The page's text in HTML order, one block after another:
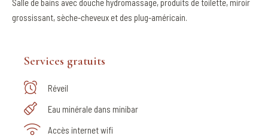
Salle de bains avec douche hydromassage, produits de toilette, miroir
grossissant, sèche-cheveux et des plug-américain.
Services gratuits
Réveil
Eau minérale dans minibar
Accès internet wifi